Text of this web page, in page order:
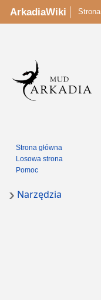
ArkadiaWiki Strona
Strona główna
Losowa strona
Pomoc
Narzędzia